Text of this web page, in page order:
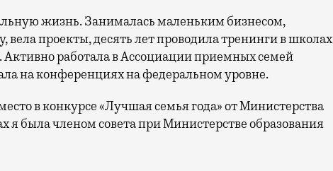
жизнь. Занималась маленьким бизнесом,
вела проекты, десять лет проводила тренинги в школах
работала в Ассоциации приемных семей
на конференциях на федеральном уровне.
в конкурсе «Лучшая семья года» от Министерства
я была членом совета при Министерстве образования